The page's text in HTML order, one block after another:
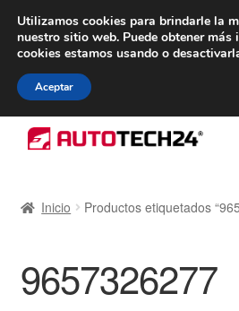
ENTREGA
De lunes a viernes de
navegación
al
Carro
Inicio Productos etiquetados
9657326277
Utilizamos cookies para brindarle la
nuestro sitio web. Puede obtener
cookies estamos usando o
Aceptar